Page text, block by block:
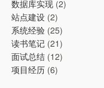
数据库实现 (2)
站点建设 (2)
系统经验 (25)
读书笔记 (21)
面试总结 (12)
项目经历 (6)